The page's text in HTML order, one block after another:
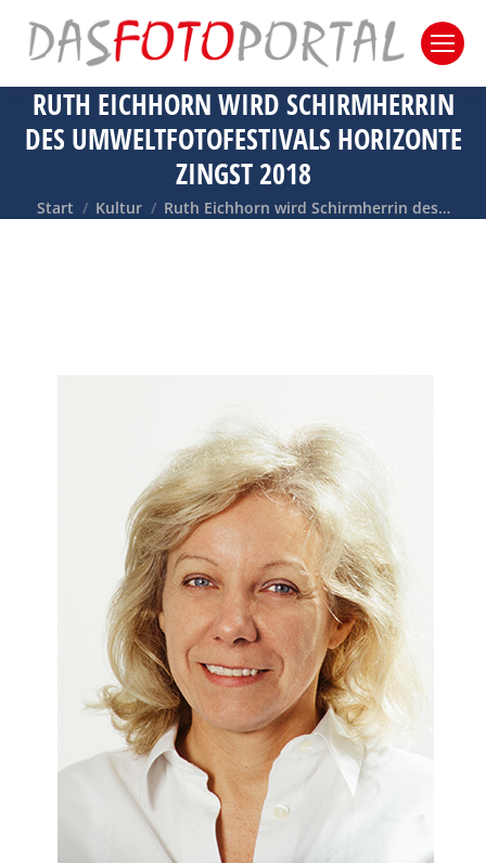
RUTH EICHHORN WIRD SCHIRMHERRIN
DES UMWELTFOTOFESTIVALS HORIZONTE
ZINGST 2018
Sie befinden sich hier:
Start Kultur Ruth Eichhorn wird Schirmherrin des…